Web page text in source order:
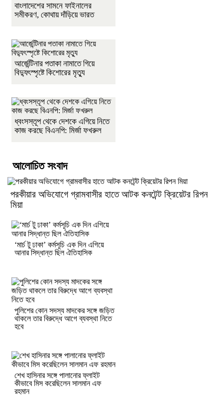
বাংলাদেশের সামনে ফাইনালের
সমীকরণ, কোথায় দাঁড়িয়ে ভারত
আর্জেন্টিনার পতাকা নামাতে গিয়ে
বিদ্যুৎস্পৃষ্টে কিশোরের মৃত্যু
ধ্বংসস্তূপ থেকে দেশকে এগিয়ে নিতে
কাজ করছে বিএনপি: মির্জা ফখরুল
আলোচিত সংবাদ
পরকীয়ার অভিযোগে গ্রামবাসীর হাতে আটক কনটেন্ট ক্রিয়েটর রিপন
মিয়া
‘মার্চ টু ঢাকা’ কর্মসূচি এক দিন এগিয়ে
আনার সিদ্ধান্ত ছিল ঐতিহাসিক
পুলিশের কোন সদস্য মাদকের সঙ্গে জড়িত
থাকলে তার বিরুদ্ধে আগে ব্যবস্থা নিতে
হবে
শেখ হাসিনার সঙ্গে পালানোর ফ্লাইট
কীভাবে মিস করেছিলেন সালমান এফ
রহমান